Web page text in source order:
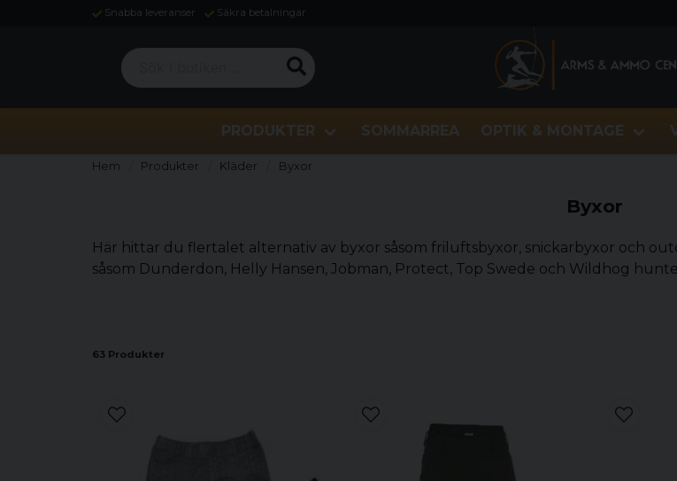
Snabba leveranser Säkra betalningar
Sök i butiken ...
PRODUKTER SOMMARREA OPTIK & MONTAGE
Hem Produkter Kläder Byxor
Byxor
Här hittar du flertalet alternativ av byxor såsom friluftsbyxor, snickarbyxor och
såsom Dunderdon, Helly Hansen, Jobman, Protect, Top Swede och Wildhog
63 Produkter